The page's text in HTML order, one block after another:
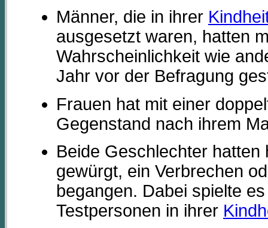
Männer, die in ihrer
ausgesetzt waren, hatten
Wahrscheinlichkeit wie
Jahr vor der Befragung
Frauen hat mit einer
Gegenstand nach ihrem
Beide Geschlechter
gewürgt, ein Verbrechen
begangen. Dabei spielte
Testpersonen in ihrer